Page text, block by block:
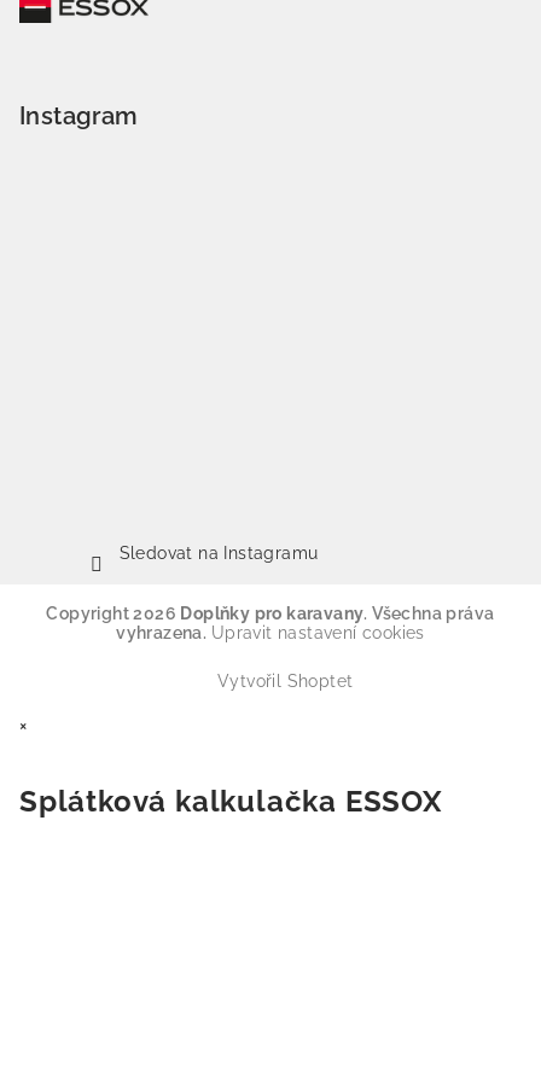
Instagram
Sledovat na Instagramu
Copyright 2026 Doplňky pro karavany. Všechna práva
vyhrazena. Upravit nastavení cookies
Vytvořil Shoptet
×
Splátková kalkulačka ESSOX